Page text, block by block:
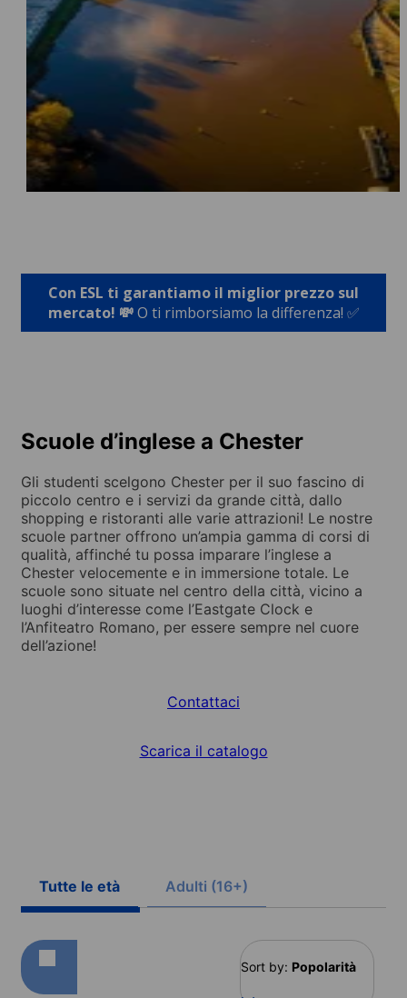
Con ESL ti garantiamo il miglior prezzo sul
mercato! 💸O ti rimborsiamo la differenza! ✅
Scuole d’inglese a Chester
Gli studenti scelgono Chester per il suo fascino di
piccolo centro e i servizi da grande città, dallo
shopping e ristoranti alle varie attrazioni! Le nostre
scuole partner offrono un’ampia gamma di corsi di
qualità, affinché tu possa imparare l’inglese a
Chester velocemente e in immersione totale. Le
scuole sono situate nel centro della città, vicino a
luoghi d’interesse come l’Eastgate Clock e
l’Anfiteatro Romano, per essere sempre nel cuore
dell’azione!
Contattaci
Scarica il catalogo
Tutte le età Adulti (16+)
Sort by: Popolarità